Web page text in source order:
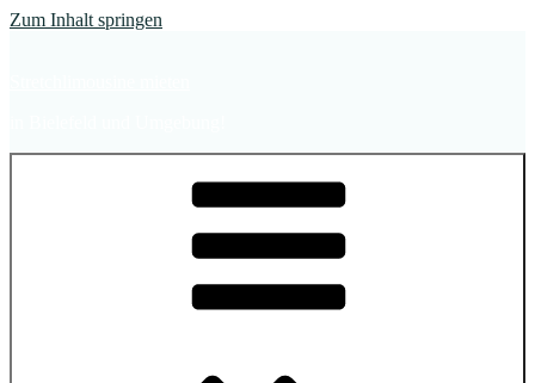
Zum Inhalt springen